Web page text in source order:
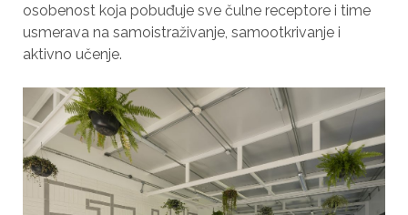
osobenost koja pobuđuje sve čulne receptore i time
usmerava na samoistraživanje, samootkrivanje i
aktivno učenje.